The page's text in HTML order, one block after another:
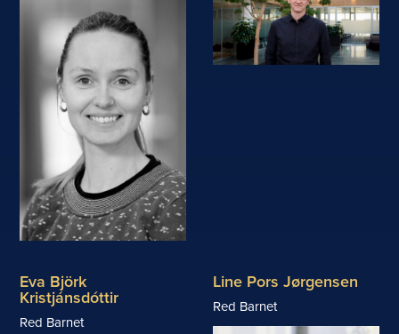
Eva Björk
Kristjánsdóttir
Red Barnet
Line Pors Jørgensen
Red Barnet